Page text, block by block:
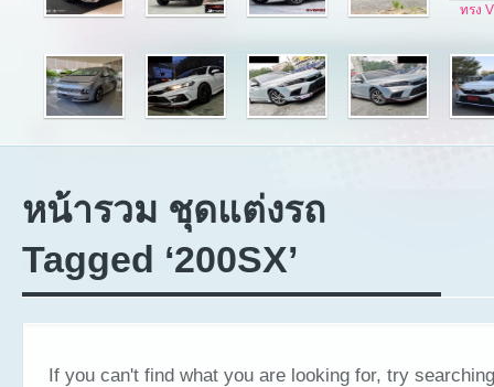
หน้ารวม ชุดแต่งรถ
Tagged ‘200SX’
If you can't find what you are looking for, try